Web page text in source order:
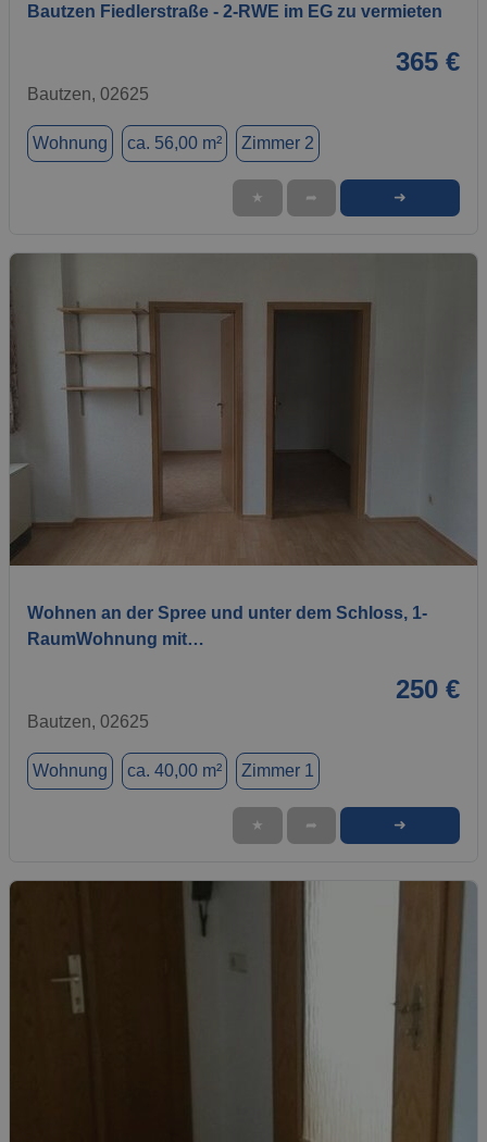
Bautzen Fiedlerstraße - 2-RWE im EG zu vermieten
365 €
Bautzen, 02625
Wohnung ca. 56,00 m² Zimmer 2
★ ➦ ➜
1 / 4
Wohnen an der Spree und unter dem Schloss, 1-
RaumWohnung mit…
250 €
Bautzen, 02625
Wohnung ca. 40,00 m² Zimmer 1
★ ➦ ➜